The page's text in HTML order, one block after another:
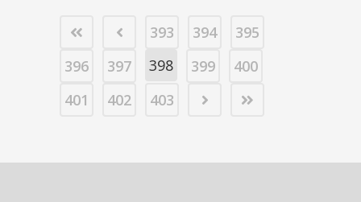
393 394
395
396
397 398 399
400
401
402 403